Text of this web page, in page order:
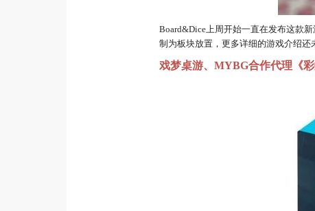
Board&Dice上周开始一直在发布这款
制为板块放置，更多详细的游戏介绍还
戏梦桌游、MYBG合作代理《